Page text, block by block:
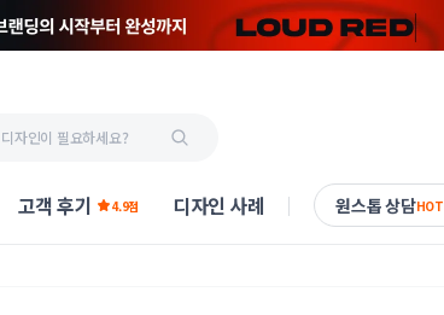
고객 후기 4.9점 디자인 사례 원스톱 상담HOT